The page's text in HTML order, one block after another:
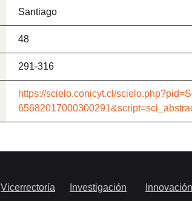
Santiago
48
291-316
https://scielo.conicyt.cl/
Vicerrectoría Investigación Innovación